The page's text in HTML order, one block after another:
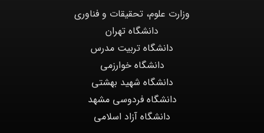
وزارت علوم، تحقیقات و فناوری
دانشگاه تهران
دانشگاه تربیت مدرس
دانشگاه خوارزمی
دانشگاه شهید بهشتی
دانشگاه فردوسی مشهد
دانشگاه آزاد اسلامی